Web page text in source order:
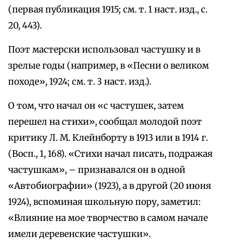
(первая публикация 1915; см. т. 1 наст. изд., с.
20, 443).
Поэт мастерски использовал частушку и в
зрелые годы (например, в «Песни о великом
походе», 1924; см. т. 3 наст. изд.).
О том, что начал он «с частушек, затем
перешел на стихи», сообщал молодой поэт
критику Л. М. Клейнборту в 1913 или в 1914 г.
(Восп., 1, 168). «Стихи начал писать, подражая
частушкам», – признавался он в одной
«Автобиографии» (1923), а в другой (20 июня
1924), вспоминая школьную пору, заметил:
«Влияние на мое творчество в самом начале
имели деревенские частушки».